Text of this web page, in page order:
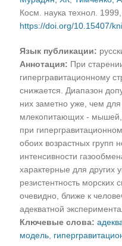
Косм. наука технол.
https://doi.org/10.15407/
Язык публикации:
Аннотация: При
гипергравитационному
снижается. Диапазон
них заметно уже, чем
млекопитающих - мышей,
при
обоих возрастных групп
интенсивности
характерные для других
резистентность морских
очевидно, ближе к
адекватной
Ключевые слова:
модель